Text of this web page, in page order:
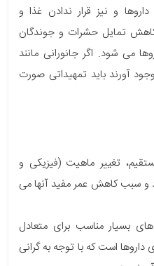
و نیز قرار ندادن غذا و
تمایل حشرات و جوندگان
می شود. اگر جانورانی مانند
آورند باید تمهیداتی صورت
تغییر ماهیت (فیزیکی و
و سبب کاهش عمر مفید آنها می
بسیار مناسب برای متعادل
است که با توجه به گرانی